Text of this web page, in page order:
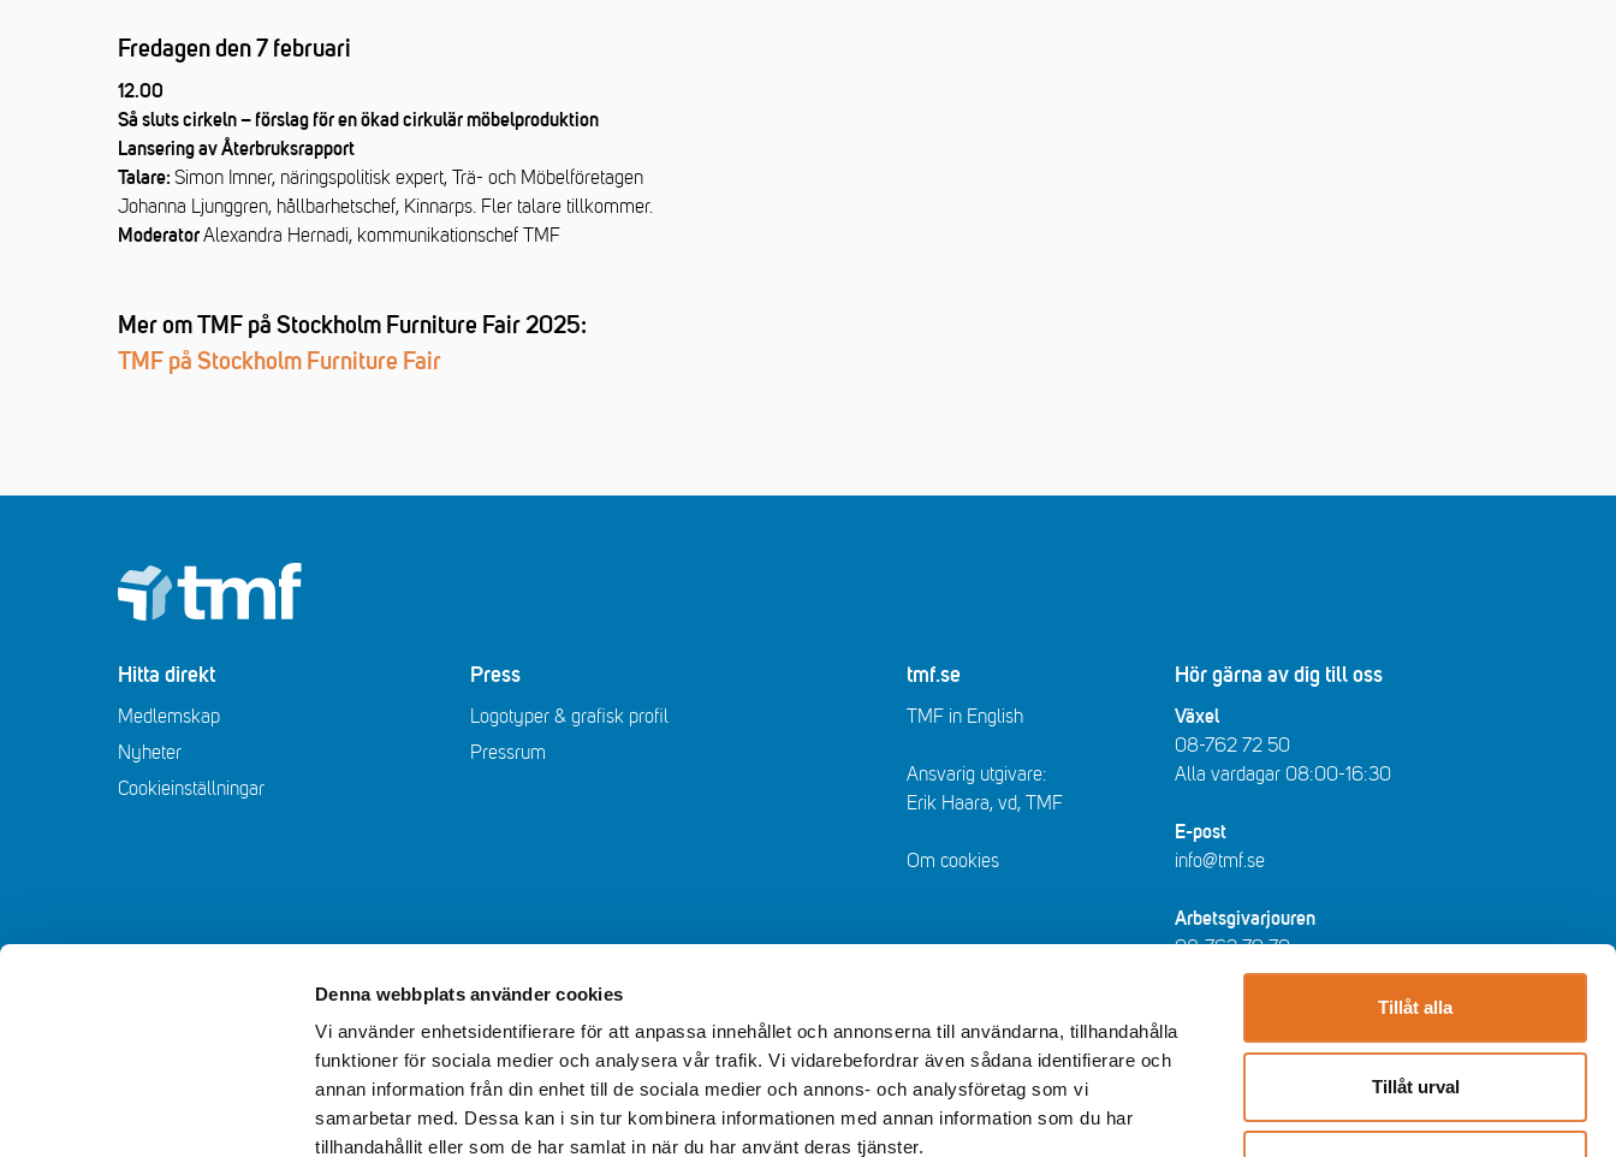
Denna webbplats använder cookies
Vi använder enhetsidentifierare för att anpassa innehållet och annonserna till användarna, tillhandahålla
funktioner för sociala medier och analysera vår trafik. Vi vidarebefordrar även sådana identifierare och
annan information från din enhet till de sociala medier och annons- och analysföretag som vi
samarbetar med. Dessa kan i sin tur kombinera informationen med annan information som du har
tillhandahållit eller som de har samlat in när du har använt deras tjänster.
Tillåt alla
Tillåt urval
Fredagen den 7 februari
12.00
Så sluts cirkeln – förslag för en ökad cirkulär möbelproduktion
Lansering av Återbruksrapport
Talare: Simon Imner, näringspolitisk expert, Trä- och Möbelföretagen
Johanna Ljunggren, hållbarhetschef, Kinnarps. Fler talare tillkommer.
ModeratorAlexandra Hernadi, kommunikationschef TMF
Mer om TMF på Stockholm Furniture Fair 2025:
TMF på Stockholm Furniture Fair
Hitta direkt
Medlemskap
Nyheter
Cookieinställningar
Press
Logotyper & grafisk profil
Pressrum
tmf.se
TMF in English
Ansvarig utgivare:
Erik Haara, vd, TMF
Om cookies
Hör gärna av dig till oss
Växel
08-762 72 50
Alla vardagar 08:00-16:30​​
E-post
info@tmf.se
Arbetsgivarjouren
08-762 79 70
arbetsgivarjouren@tmf.se
Vardagar kl 08:30-16:30 - lunchstängt
12:00-13:00​.
Storgatan 19, Stockholm